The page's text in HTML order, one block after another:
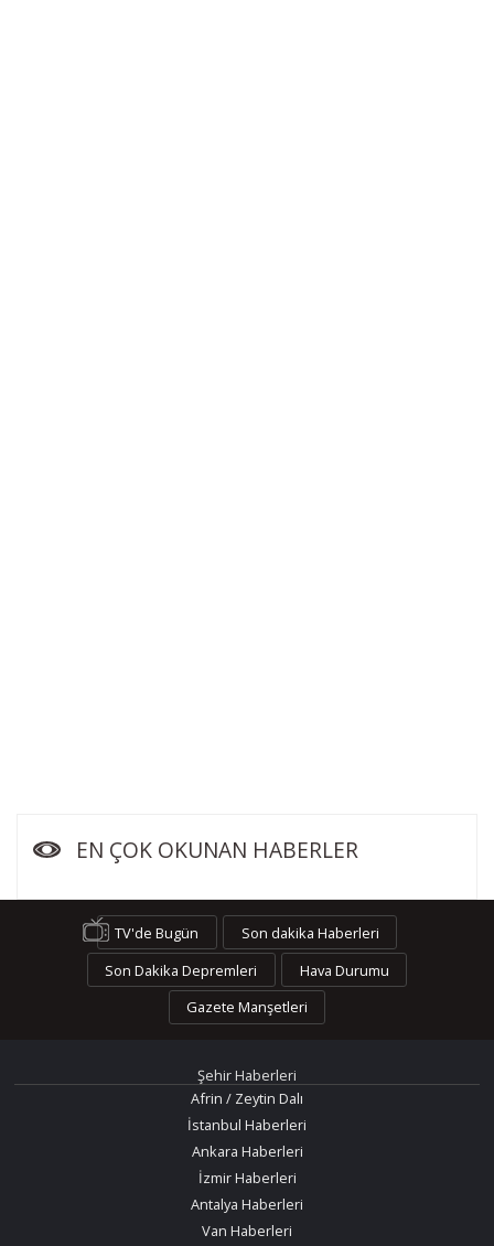
EN ÇOK OKUNAN HABERLER
TV'de Bugün
Son dakika Haberleri
Son Dakika Depremleri
Hava Durumu
Gazete Manşetleri
Şehir Haberleri
Afrin / Zeytin Dalı
İstanbul Haberleri
Ankara Haberleri
İzmir Haberleri
Antalya Haberleri
Van Haberleri